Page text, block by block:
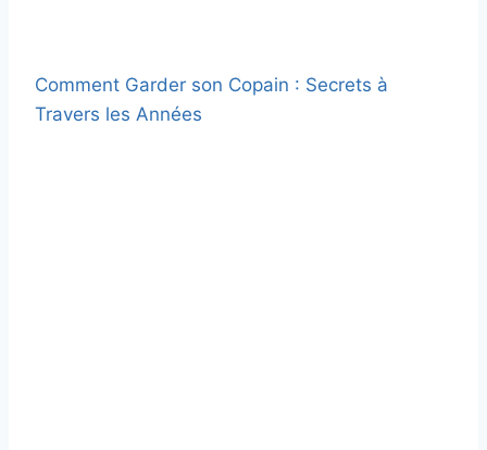
Comment Garder son Copain : Secrets à
Travers les Années